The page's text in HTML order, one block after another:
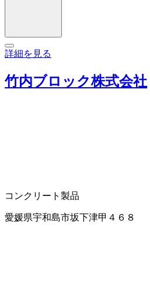
詳細を見る
竹内ブロック株式会社
コンクリート製品
愛媛県宇和島市坂下津甲４６８